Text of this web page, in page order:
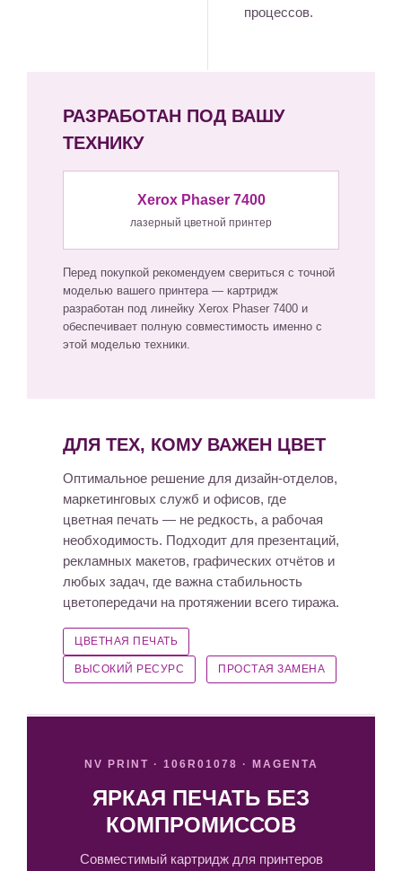
процессов.
РАЗРАБОТАН ПОД ВАШУ
ТЕХНИКУ
Xerox Phaser 7400
лазерный цветной принтер
Перед покупкой рекомендуем свериться с точной
моделью вашего принтера — картридж
разработан под линейку Xerox Phaser 7400 и
обеспечивает полную совместимость именно с
этой моделью техники.
ДЛЯ ТЕХ, КОМУ ВАЖЕН ЦВЕТ
Оптимальное решение для дизайн-отделов,
маркетинговых служб и офисов, где
цветная печать — не редкость, а рабочая
необходимость. Подходит для презентаций,
рекламных макетов, графических отчётов и
любых задач, где важна стабильность
цветопередачи на протяжении всего тиража.
ЦВЕТНАЯ ПЕЧАТЬ
ВЫСОКИЙ РЕСУРС ПРОСТАЯ ЗАМЕНА
NV PRINT · 106R01078 · MAGENTA
ЯРКАЯ ПЕЧАТЬ БЕЗ
КОМПРОМИССОВ
Совместимый картридж для принтеров